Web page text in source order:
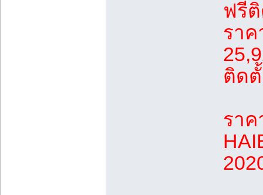
ฟรี
ราค
ติด
รา